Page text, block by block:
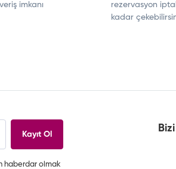
imkanı
rezervasyon
kadar
Kayıt Ol
haberdar olmak